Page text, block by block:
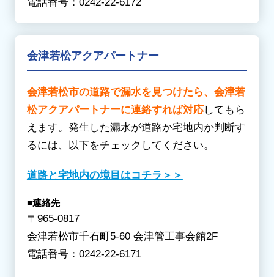
柳津町 / 矢吹町 / 矢祭町 / 湯川村
会津若松アクアパートナー
会津若松市の道路で漏水を見つけたら、会津若
松アクアパートナーに連絡すれば対応してもら
えます。発生した漏水が道路か宅地内か判断す
るには、以下をチェックしてください。
道路と宅地内の境目はコチラ＞＞
■連絡先
〒965-0817
会津若松市千石町5-60 会津管工事会館2F
電話番号：0242-22-6171